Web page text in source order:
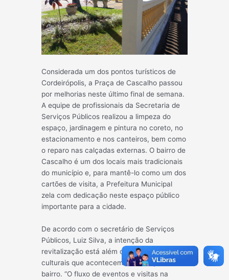
Considerada um dos pontos turísticos de
Cordeirópolis, a Praça de Cascalho passou
por melhorias neste último final de semana.
A equipe de profissionais da Secretaria de
Serviços Públicos realizou a limpeza do
espaço, jardinagem e pintura no coreto, no
estacionamento e nos canteiros, bem como
o reparo nas calçadas externas. O bairro de
Cascalho é um dos locais mais tradicionais
do município e, para mantê-lo como um dos
cartões de visita, a Prefeitura Municipal
zela com dedicação neste espaço público
importante para a cidade.
De acordo com o secretário de Serviços
Públicos, Luiz Silva, a intenção da
revitalização está além dos eventos
culturais que acontecem com frequência no
bairro. “O fluxo de eventos e visitas na